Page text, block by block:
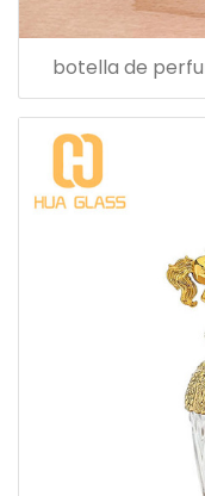
botella de